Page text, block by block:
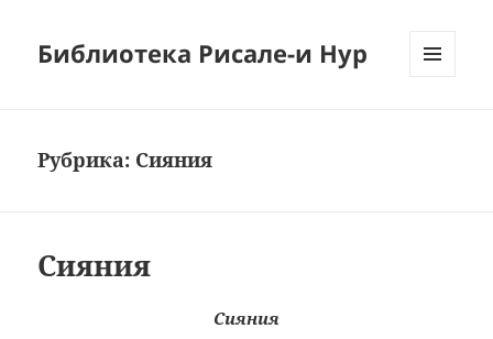
Библиотека Рисале-и Нур
Рубрика: Сияния
Сияния
Сияния